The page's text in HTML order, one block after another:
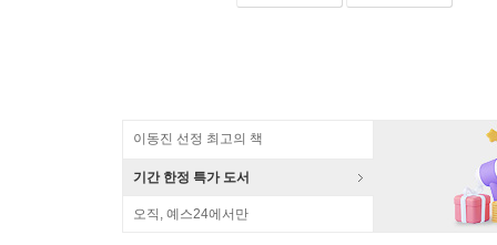
이동진 선정 최고의 책
기간 한정 특가 도서
오직, 예스24에서만